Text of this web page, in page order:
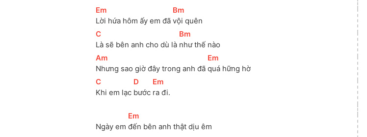
[Em
Lời hứa hôm ấy em đã
[Bm
vội quên
[
C
Là sẽ bên anh cho dù là
[Bm
như thế nào
[
Am
Nhưng sao giờ đây trong anh đã
[Em
quá hững hờ
[
C
Khi em lạc
[D
bước
[Em
ra đi.
Ngày em
[Em
đến bên anh thật dịu êm